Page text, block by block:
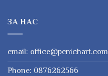
ЗА НАС
email: office@penichart.com
Phone: 0876262566